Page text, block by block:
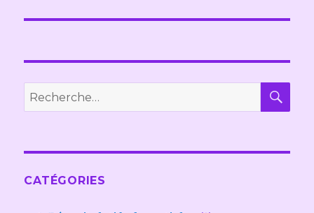
Recherche
pour :
CATÉGORIES